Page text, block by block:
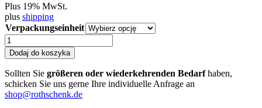
Plus 19% MwSt.
plus shipping
Verpackungseinheit
ilość
Red
Line
|
900
x
1.800
Dodaj do koszyka
Sollten Sie größeren oder wiederkehrenden Bedarfhaben,
schicken Sie uns gerne Ihre individuelle Anfrage an
shop@rothschenk.de